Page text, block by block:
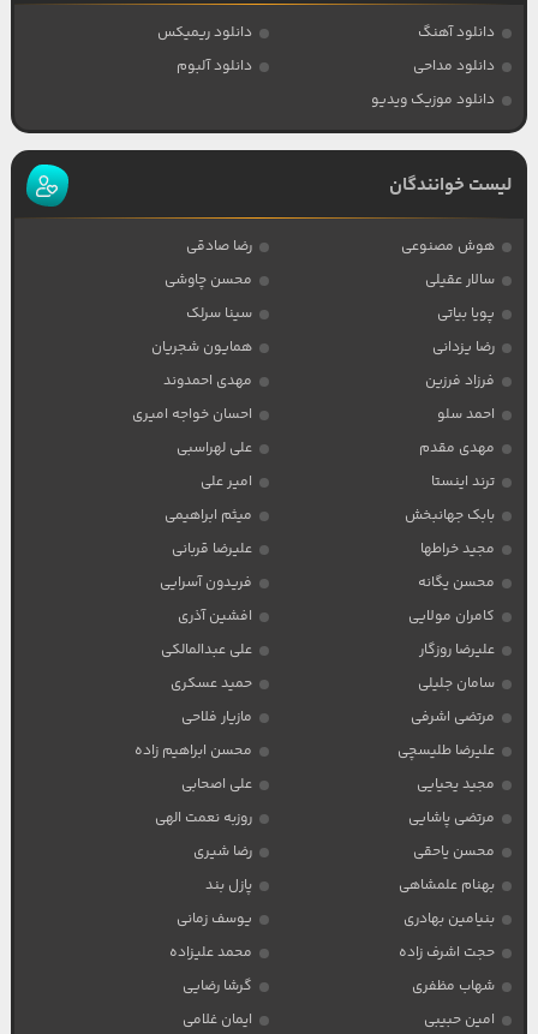
دانلود آهنگ
دانلود ریمیکس
دانلود مداحی
دانلود آلبوم
دانلود موزیک ویدیو
لیست خوانندگان
هوش مصنوعی
رضا صادقی
سالار عقیلی
محسن چاوشی
پویا بیاتی
سینا سرلک
رضا یزدانی
همایون شجریان
فرزاد فرزین
مهدی احمدوند
احمد سلو
احسان خواجه امیری
مهدی مقدم
علی لهراسبی
ترند اینستا
امیر علی
بابک جهانبخش
میثم ابراهیمی
مجید خراطها
علیرضا قربانی
محسن یگانه
فریدون آسرایی
کامران مولایی
افشین آذری
علیرضا روزگار
علی عبدالمالکی
سامان جلیلی
حمید عسکری
مرتضی اشرفی
مازیار فلاحی
علیرضا طلیسچی
محسن ابراهیم زاده
مجید یحیایی
علی اصحابی
مرتضی پاشایی
روزبه نعمت الهی
محسن یاحقی
رضا شیری
بهنام علمشاهی
پازل بند
بنیامین بهادری
یوسف زمانی
حجت اشرف زاده
محمد علیزاده
شهاب مظفری
گرشا رضایی
امین حبیبی
ایمان غلامی